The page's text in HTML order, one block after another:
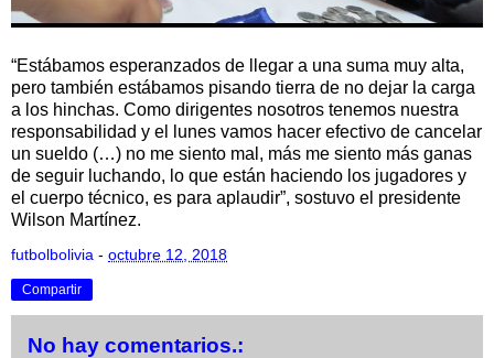
“Estábamos esperanzados de llegar a una suma muy alta,
pero también estábamos pisando tierra de no dejar la carga
a los hinchas. Como dirigentes nosotros tenemos nuestra
responsabilidad y el lunes vamos hacer efectivo de cancelar
un sueldo (…) no me siento mal, más me siento más ganas
de seguir luchando, lo que están haciendo los jugadores y
el cuerpo técnico, es para aplaudir”, sostuvo el presidente
Wilson Martínez.
futbolbolivia - octubre 12, 2018
Compartir
No hay comentarios.: